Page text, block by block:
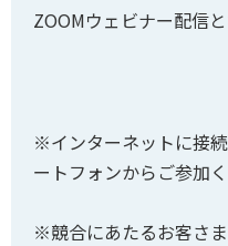
ZOOMウェビナー配信
※インターネットに接
ートフォンからご参加く
※競合にあたるお客さ